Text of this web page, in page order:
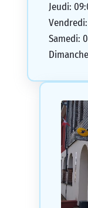
Jeudi:
Samedi: